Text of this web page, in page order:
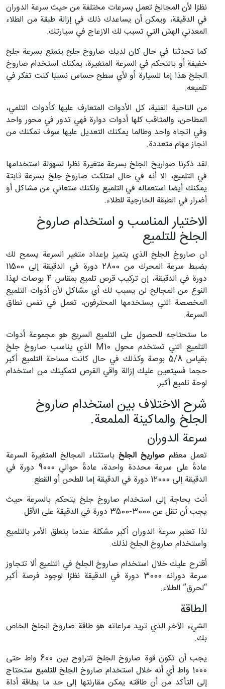
نظرًا لأن المجالخ تعمل بسرعات مختلفة من حيث سرعة الدوران
في الدقيقة، ويمكن أن يساعدك ذلك في إزالة طبقة من الطلاء
المعدني الهش التي تسبب لك الازعاج في سيارتك.
كما تحدثنا في حال كان لديك صاروخ جلخ يتمتع بسرعة جلخ
خفيفة أو بالتحكم في السرعة المتغيرة، يمكنك استخدام صاروخ
الجلخ هذا إما للسيارة أو لأي سطح حساس نسبيًا كنت تفكر في
تلميعه.
من الناحية الفنية، كل الأدوات المتعارف عليها كأدوات التلمي،
المطاحن، والمثاقب كلها أدوات دوارة فهي تدور في محور واحد
وفي اتجاه واحد وطالما يمكنك التعديل عليها سوف تمكنك من
انجاز مهام متعددة.
لقد ذكرنا صواريخ الجلخ بسرعة متغيرة نظرا لسهولة استخدامها
في التلميع، الا أنه في حال امتلكت صاروخ جلخ بسرعة ثابتة
يمكنك أيضا استعماله في التلميع ولكنك ستعاني من مشاكل أو
أضرار في الطبقة الخارجية للطلاء.
الاختيار المناسب و استخدام صاروخ
الجلخ للتلميع
ان صاروخ الجلخ الذي يتميز بإعداد متغير السرعة يسمح لك
بضبط سرعة المحرك من 2800 دورة في الدقيقة إلى 11500
دورة في الدقيقة، إن تركيب قرص تلميع بمقاس 4 بوصات لهذا
النوع من المجالخ لن يسبب لك أي مشاكل لأن أدوات التلميع
المخصصة التي يستخدمها المحترفون، تعمل في نفس نطاق
السرعة.
ما ستحتاجه للحصول على التلميع السريع هو مجموعة أدوات
التلميع التي تستخدم محول M10 الذي يناسب صاروخ جلخ
بقياس 5/8 بوصة وكذلك في حال كانت مساحة التلميع أكبر
حجما فسيتعين عليك إزالة واقي القرص لتمكينك من استخدام
لوحة تلميع أكبر.
شرح الاختلاف بين استخدام صاروخ
الجلخ والماكينة الملمعة.
سرعة الدوران
تعمل معظم صواريخ الجلخ باستثناء المجالخ المتغيرة السرعة
عادةً على سرعة محددة واحدة، عادةً حوالي 9000 دورة في
الدقيقة إلى 12000 دورة في الدقيقة إما للطحن أو القطع.
أنت بحاجة إلى استخدام صاروخ جلخ يتحكم بالسرعة حيث
يجب أن تقل عن 3000-3500 دورة في الدقيقة على الأقل.
لذا تعتبر سرعة الدوران أكبر مشكلة عندما يتعلق الأمر بالتلميع
واستخدام صاروخ الجلخ لذلك.
أقترح عليك خلال استخدام صاروخ الجلخ في التلميع ألا تتجاوز
سرعة دورانه 3000 دورة في الدقيقة نظرًا لوجود فرصة أكبر
“لحرق” الطلاء.
الطاقة
الشيء الآخر الذي تريد مراعاته هو طاقة صاروخ الجلخ الخاص
بك.
يجب أن تكون قوة صاروخ الجلخ تتراوح بين 600 واط حتى
1000 واط أي أنه خلال استخدام صاروخ الجلخ للتلميع ستحتاج
إلى التأكد من أن طاقته يمكن مقارنتها إلى حد ما بطاقة أداة